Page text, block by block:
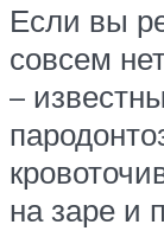
Если вы
совсем
–
на заре и